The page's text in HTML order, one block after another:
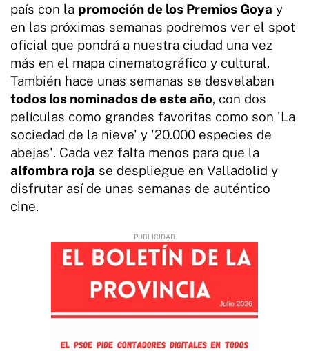
país con la promoción de los Premios Goya y
en las próximas semanas podremos ver el spot
oficial que pondrá a nuestra ciudad una vez
más en el mapa cinematográfico y cultural.
También hace unas semanas se desvelaban
todos los nominados de este año, con dos
películas como grandes favoritas como son 'La
sociedad de la nieve' y '20.000 especies de
abejas'. Cada vez falta menos para que la
alfombra roja se despliegue en Valladolid y
disfrutar así de unas semanas de auténtico
cine.